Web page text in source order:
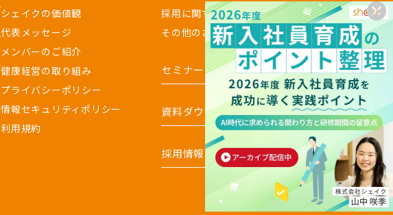
シェイクの価値観
代表メッセージ
メンバーのご紹介
健康経営の取り組み
プライバシーポリシー
情報セキュリティポリシー
利用規約
採用に関するお問い合わせ
その他のお問い合わせ
セミナー
資料ダウンロード
採用情報